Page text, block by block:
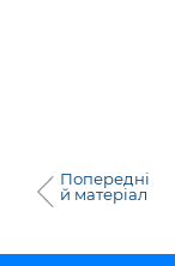
Попередні
й матеріал